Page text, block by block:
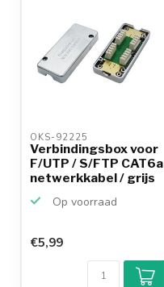
OKS-92225
Verbindingsbox voor
F/UTP / S/FTP CAT6a
netwerkkabel / grijs
Op voorraad
€5,99